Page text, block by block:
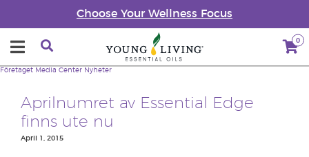
Choose Your Wellness Focus
0
Företaget Media Center Nyheter
Aprilnumret av Essential Edge
finns ute nu
April 1, 2015